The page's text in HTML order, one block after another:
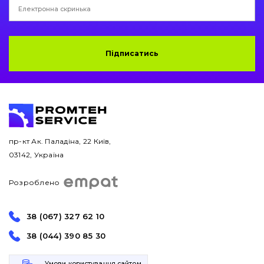
Підписатись
пр-кт Ак. Паладіна, 22 Київ,
03142, Україна
Розроблено
38 (067) 327 62 10
38 (044) 390 85 30